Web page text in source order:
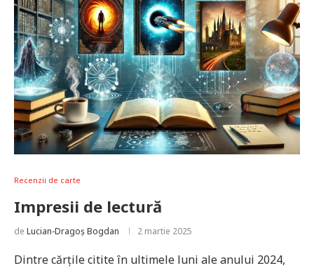
Recenzii de carte
Impresii de lectură
de Lucian-Dragoș Bogdan 2 martie 2025
Dintre cărțile citite în ultimele luni ale anului 2024,